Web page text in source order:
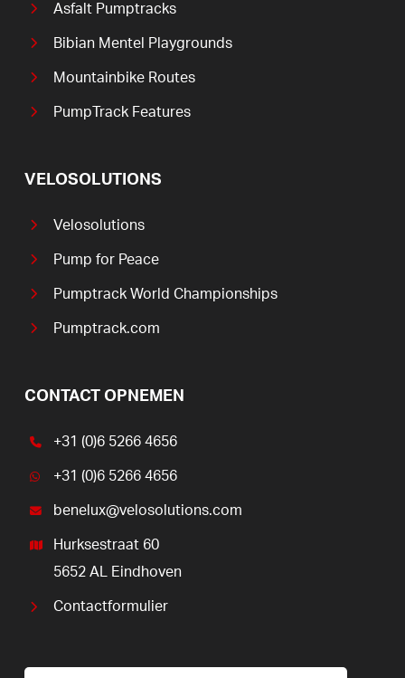
Asfalt Pumptracks
Bibian Mentel Playgrounds
Mountainbike Routes
PumpTrack Features
VELOSOLUTIONS
Velosolutions
Pump for Peace
Pumptrack World Championships
Pumptrack.com
CONTACT OPNEMEN
+31 (0)6 5266 4656
+31 (0)6 5266 4656
benelux@velosolutions.com
Hurksestraat 60
5652 AL Eindhoven
Contactformulier